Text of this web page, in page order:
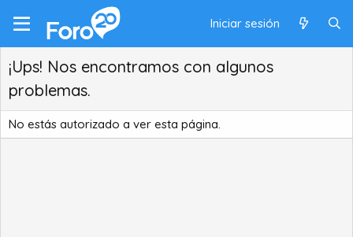
Iniciar sesión
¡Ups! Nos encontramos con algunos
problemas.
No estás autorizado a ver esta página.